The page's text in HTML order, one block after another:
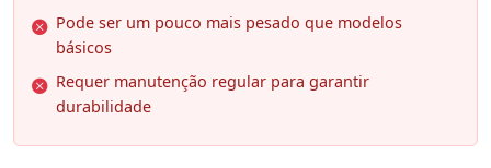
Pode ser um pouco mais pesado que modelos
básicos
Requer manutenção regular para garantir
durabilidade